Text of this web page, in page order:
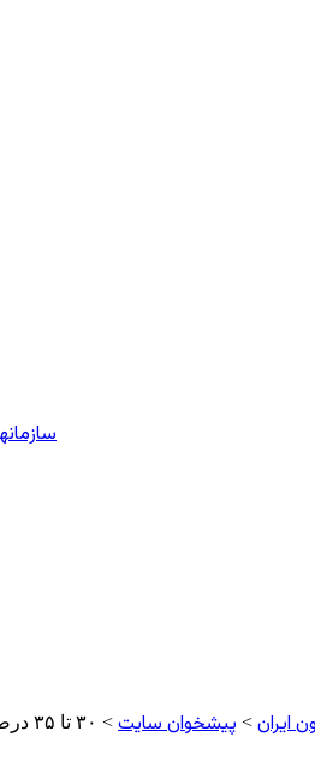
-
ایران > پیشخوان سایت > ۳۰ تا ۳۵ درصد کارگران مراکز صنعتی و تولیدی ایران معتادند